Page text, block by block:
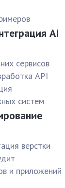
AI
сервисов
API
систем
верстки
и приложений